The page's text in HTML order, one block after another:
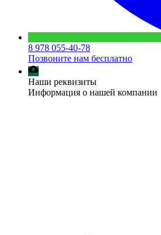
8 978 055-40-78
Позвоните нам бесплатно
Наши реквизиты
Информация о нашей компании